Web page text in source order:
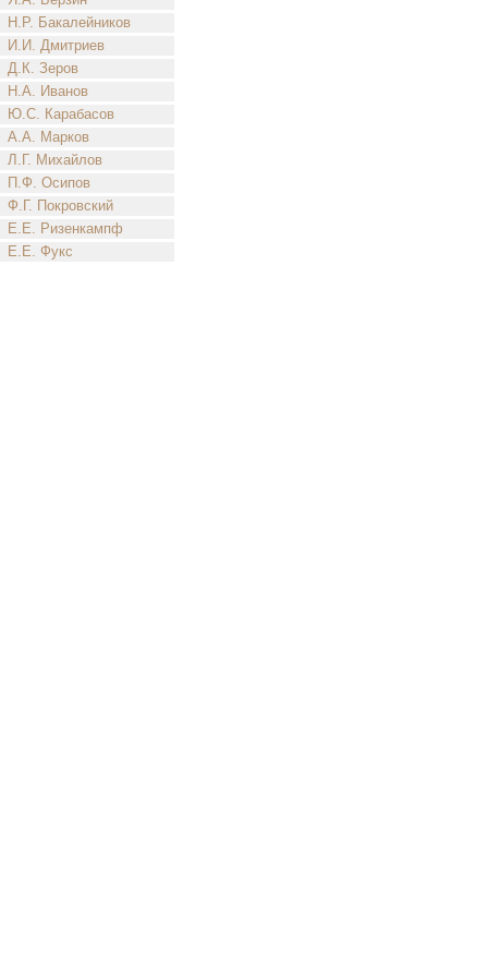
Н.Р. Бакалейников
И.И. Дмитриев
Д.К. Зеров
Н.А. Иванов
Ю.С. Карабасов
А.А. Марков
Л.Г. Михайлов
П.Ф. Осипов
Ф.Г. Покровский
Е.Е. Ризенкампф
Е.Е. Фукс